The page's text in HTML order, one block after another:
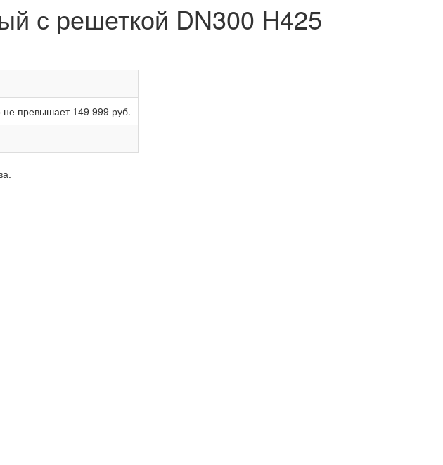
с решеткой DN300 H425
не превышает149 999 руб.